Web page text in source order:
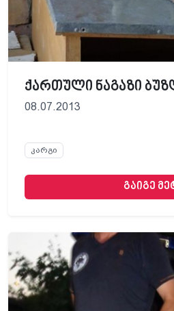
ქართული ნაგაზი
08.07.2013
კარგი
გაიგე